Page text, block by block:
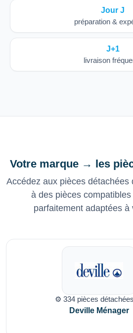
Jour J
préparation &
J+1
livraison
Votre marque → les
Accédez aux pièces détachées
à des pièces
parfaitement adaptées à
⚙️ 334 pièces
Deville Ménager